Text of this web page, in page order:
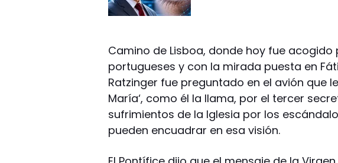
Camino de Lisboa, donde hoy fue
portugueses y con la mirada puesta en
Ratzinger fue preguntado en el avión que
María‘, como él la llama, por el tercer
sufrimientos de la Iglesia por los
pueden encuadrar en esa visión.